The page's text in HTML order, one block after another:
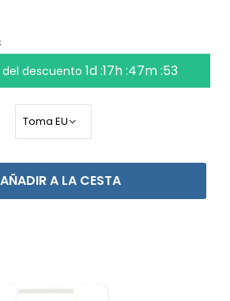
descuento 1d :17h :47m :53
AÑADIR A LA CESTA